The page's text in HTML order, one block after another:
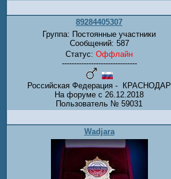
89284405307
Группа: Постоянные участники
Сообщений: 587
Статус: Оффлайн
-------------------------------
Российская Федерация - КРАСНОДАР
На форуме с 26.12.2018
Пользователь № 59031
Wadjara